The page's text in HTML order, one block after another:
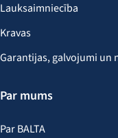
Lauksaimniecība
Kravas
Garantijas, galvojumi un
Par mums
Par BALTA